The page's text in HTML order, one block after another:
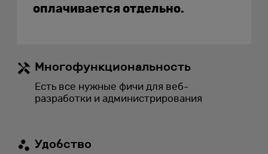
оплачивается отдельно.
Многофункциональность
Есть все нужные фичи для веб-
разработки и администрирования
Удобство